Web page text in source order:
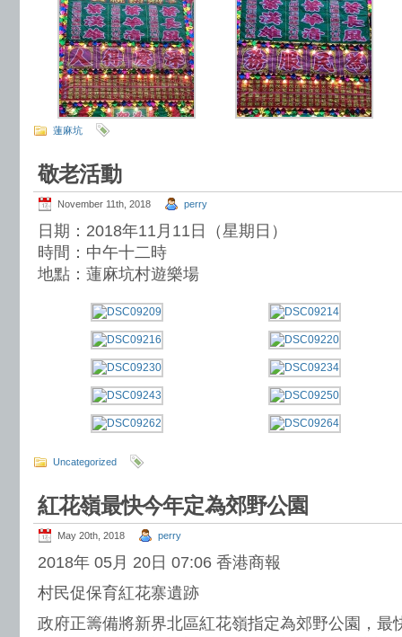
蓮麻坑
敬老活動
November 11th, 2018 perry
日期：2018年11月11日（星期日）
時間：中午十二時
地點：蓮麻坑村遊樂場
Uncategorized
紅花嶺最快今年定為郊野公園
May 20th, 2018 perry
2018年 05月 20日 07:06 香港商報
村民促保育紅花寨遺跡
政府正籌備將新界北區紅花嶺指定為郊野公園，最